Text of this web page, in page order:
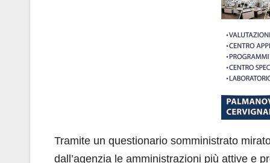
Tramite un questionario somministrato
dall’agenzia le amministrazioni più attive e